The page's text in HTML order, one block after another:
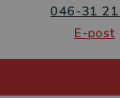
046-31
E-post